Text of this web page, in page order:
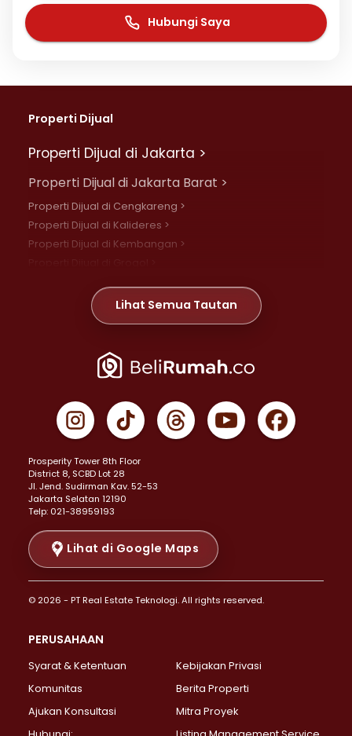
Hubungi Saya
Properti Dijual
Properti Dijual di Jakarta >
Properti Dijual di Jakarta Barat >
Properti Dijual di Cengkareng >
Properti Dijual di Kalideres >
Properti Dijual di Kembangan >
Properti Dijual di Meruya >
Properti Dijual di Jelambar >
Properti Dijual di Jakarta Pusat >
Properti Dijual di Gambir >
Properti Dijual di Johar Baru >
Properti Dijual di Menteng >
Properti Dijual di Senen >
Properti Dijual di Tanah Abang >
Properti Dijual di Cikini >
Properti Dijual di Kramat >
Properti Dijual di Pasar Baru >
Properti Dijual di Bendungan Hilir >
Properti Dijual di Jakarta Selatan >
Properti Dijual di Lebak Bulus >
Properti Dijual di Gandaria Selatan >
Properti Dijual di Pondok Labu >
Lihat Semua Tautan
Prosperity Tower 8th Floor
District 8, SCBD Lot 28
JI. Jend. Sudirman Kav. 52-53
Jakarta Selatan 12190
Telp: 021-38959193
Lihat di Google Maps
© 2026 - PT Real Estate Teknologi. All rights reserved.
PERUSAHAAN
Syarat & Ketentuan
Kebijakan Privasi
Komunitas
Berita Properti
Ajukan Konsultasi
Mitra Proyek